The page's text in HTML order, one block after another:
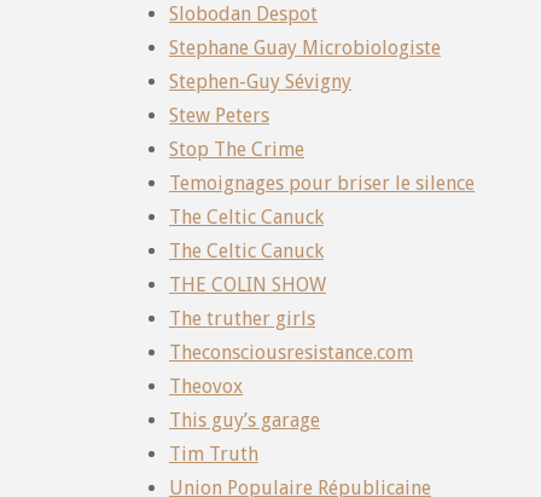
Slobodan Despot
Stephane Guay Microbiologiste
Stephen-Guy Sévigny
Stew Peters
Stop The Crime
Temoignages pour briser le silence
The Celtic Canuck
The Celtic Canuck
THE COLIN SHOW
The truther girls
Theconsciousresistance.com
Theovox
This guy’s garage
Tim Truth
Union Populaire Républicaine